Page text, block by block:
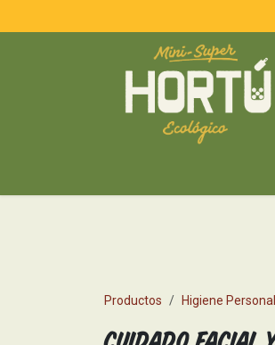
Productos Higiene Personal
Cuidado Facial